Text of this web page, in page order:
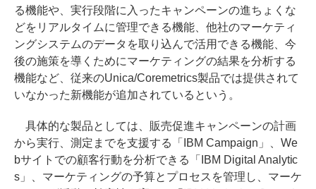
る機能や、実行段階に入ったキャンペーンの進ちょくな
どをリアルタイムに管理できる機能、他社のマーケティ
ングシステムのデータを取り込んで活用できる機能、今
後の施策を導くためにマーケティングの結果を分析する
機能など、従来のUnica/Coremetrics製品では提供されて
いなかった新機能が追加されているという。
具体的な製品としては、販売促進キャンペーンの計画
から実行、測定までを支援する「IBM Campaign」、We
bサイトでの顧客行動を分析できる「IBM Digital Analytic
s」、マーケティングの予算とプロセスを管理し、マーケ